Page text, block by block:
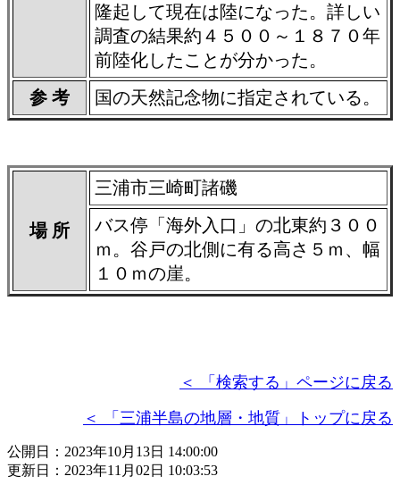
隆起して現在は陸になった。詳しい
調査の結果約４５００～１８７０年
前陸化したことが分かった。
参 考
国の天然記念物に指定されている。
場 所
三浦市三崎町諸磯
バス停「海外入口」の北東約３００
ｍ。谷戸の北側に有る高さ５ｍ、幅
１０ｍの崖。
＜ 「検索する」ページに戻る
＜ 「三浦半島の地層・地質」トップに戻る
公開日：2023年10月13日 14:00:00
更新日：2023年11月02日 10:03:53